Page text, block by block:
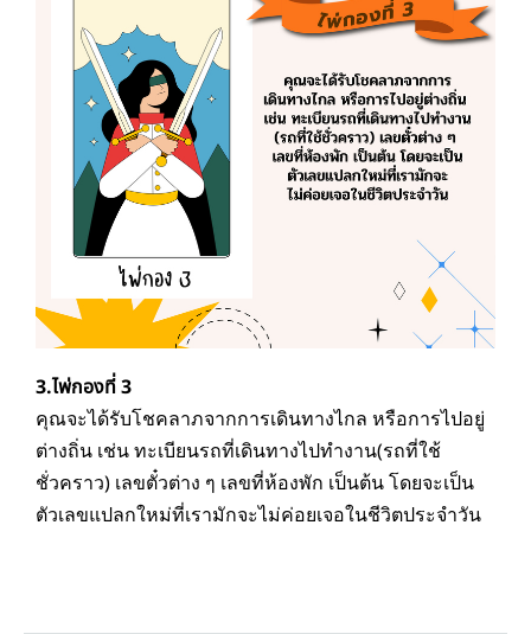
3.ไพ่กองที่ 3
คุณจะได้รับโชคลาภจากการเดินทางไกล หรือการไปอยู่
ต่างถิ่น เช่น ทะเบียนรถที่เดินทางไปทำงาน(รถที่ใช้
ชั่วคราว) เลขตั๋วต่าง ๆ เลขที่ห้องพัก เป็นต้น โดยจะเป็น
ตัวเลขแปลกใหม่ที่เรามักจะไม่ค่อยเจอในชีวิตประจำวัน